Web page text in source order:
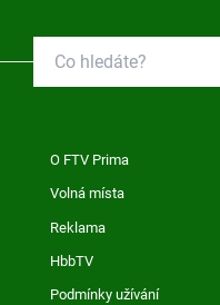
O FTV Prima
Volná místa
Reklama
HbbTV
Podmínky užívání